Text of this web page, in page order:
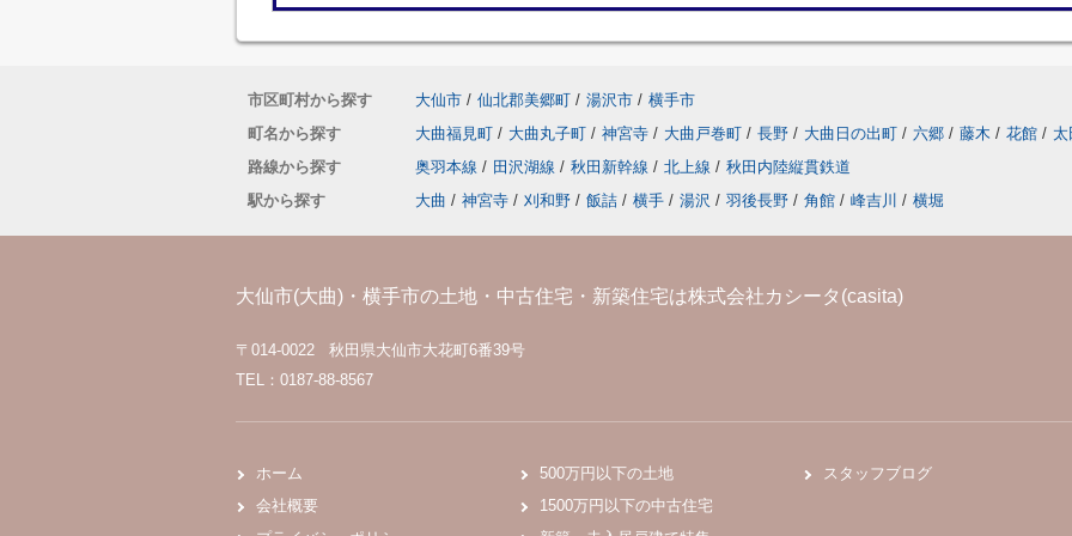
市区町村から探す 大仙市 / 仙北郡美郷町 / 湯沢市 / 横手市
町名から探す
大曲福見町 / 大曲丸子町 / 神宮寺 / 大曲戸巻町 / 長野 / 大曲日の出町 / 六郷 / 藤木 / 花館 / 太
路線から探す
奥羽本線 / 田沢湖線 / 秋田新幹線 / 北上線 / 秋田内陸縦貫鉄道
駅から探す
大曲 / 神宮寺 / 刈和野 / 飯詰 / 横手 / 湯沢 / 羽後長野 / 角館 / 峰吉川 / 横堀
大仙市(大曲)・横手市の土地・中古住宅・新築住宅は株式会社カシータ(casita)
〒014-0022 秋田県大仙市大花町6番39号
TEL：0187-88-8567
ホーム
会社概要
500万円以下の土地
1500万円以下の中古住宅
スタッフブログ